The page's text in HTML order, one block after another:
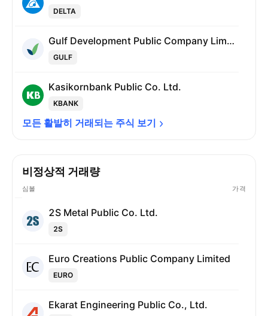
DELTA
Gulf Development Public Company Limited
GULF
Kasikornbank Public Co. Ltd.
KBANK
모든 활발히 거래되는 주식 보기
비정상적 거래량
심볼 가격
2S Metal Public Co. Ltd.
2S
Euro Creations Public Company Limited
EURO
Ekarat Engineering Public Co., Ltd.